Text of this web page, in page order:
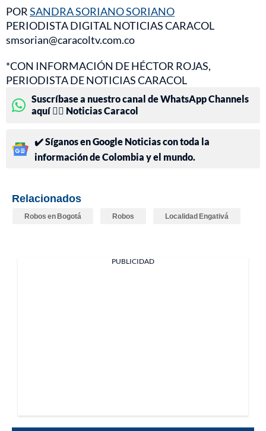
PORSANDRA SORIANO SORIANO
PERIODISTA DIGITAL NOTICIAS CARACOL
smsorian@caracoltv.com.co
*CON INFORMACIÓN DE HÉCTOR ROJAS,
PERIODISTA DE NOTICIAS CARACOL
Suscríbase a nuestro canal de WhatsApp Channels
aquí 👉🏻 Noticias Caracol
✔️ Síganos en Google Noticias con toda la
información de Colombia y el mundo.
Relacionados
Robos en Bogotá Robos Localidad Engativá
PUBLICIDAD